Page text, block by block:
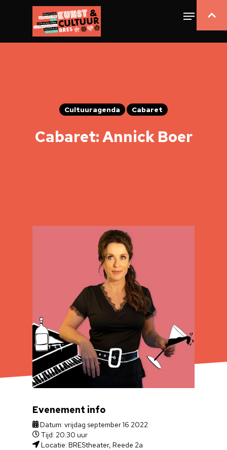
Cultuuragenda Cabaret
Cabaret: Annick Boer
Deze is nog beter!
Evenement info
Datum: vrijdag september 16 2022
Tijd: 20:30 uur
Locatie: BREStheater, Reede 2a